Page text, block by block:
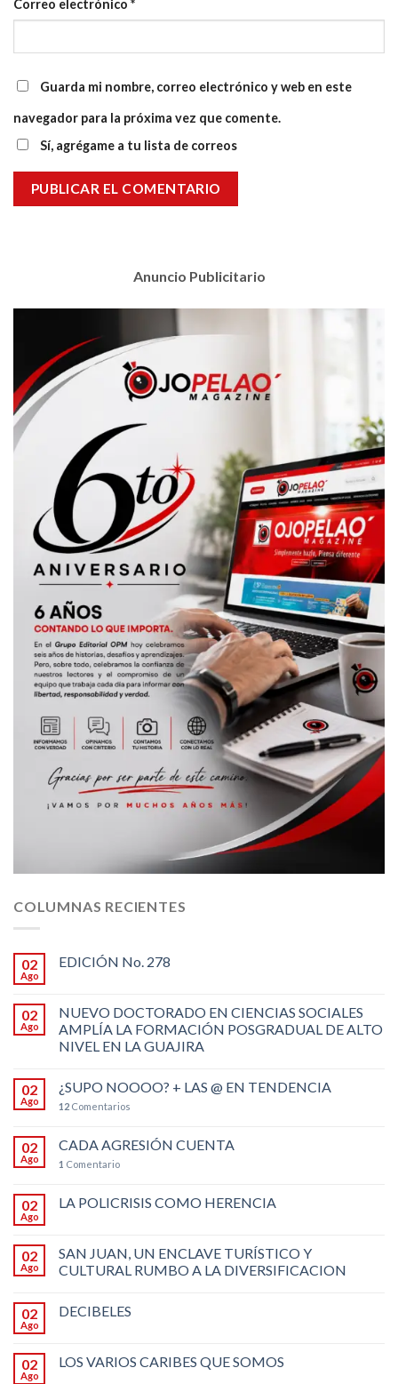
Correo electrónico *
Guarda mi nombre, correo electrónico y web en este
navegador para la próxima vez que comente.
Sí, agrégame a tu lista de correos
Anuncio Publicitario
COLUMNAS RECIENTES
02
Ago
EDICIÓN No. 278
02
Ago
NUEVO DOCTORADO EN CIENCIAS SOCIALES
AMPLÍA LA FORMACIÓN POSGRADUAL DE ALTO
NIVEL EN LA GUAJIRA
02
Ago
¿SUPO NOOOO? + LAS @ EN TENDENCIA
12 Comentarios
02
Ago
CADA AGRESIÓN CUENTA
1 Comentario
02
Ago
LA POLICRISIS COMO HERENCIA
02
Ago
SAN JUAN, UN ENCLAVE TURÍSTICO Y
CULTURAL RUMBO A LA DIVERSIFICACION
02
Ago
DECIBELES
02
Ago
LOS VARIOS CARIBES QUE SOMOS